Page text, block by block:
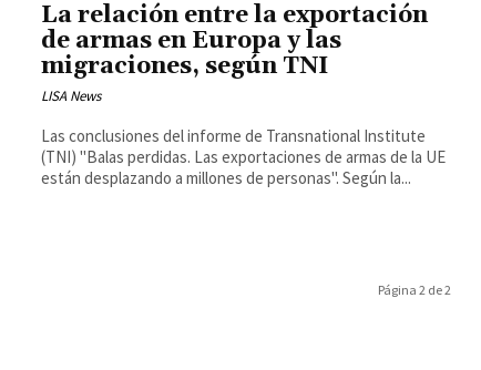
La relación entre la exportación
de armas en Europa y las
migraciones, según TNI
LISA News
Las conclusiones del informe de Transnational Institute
(TNI) "Balas perdidas. Las exportaciones de armas de la UE
están desplazando a millones de personas". Según la...
Página 2 de 2